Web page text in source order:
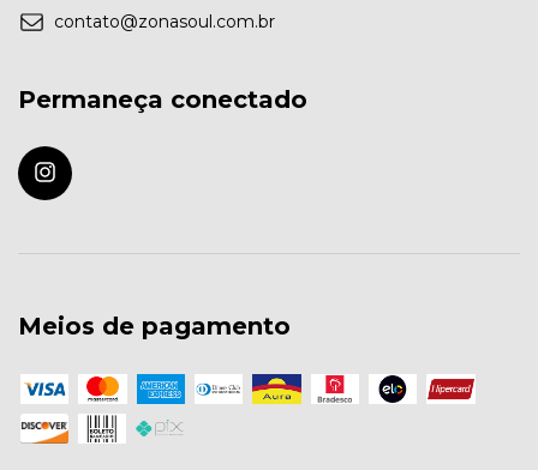
contato@zonasoul.com.br
Permaneça conectado
Meios de pagamento